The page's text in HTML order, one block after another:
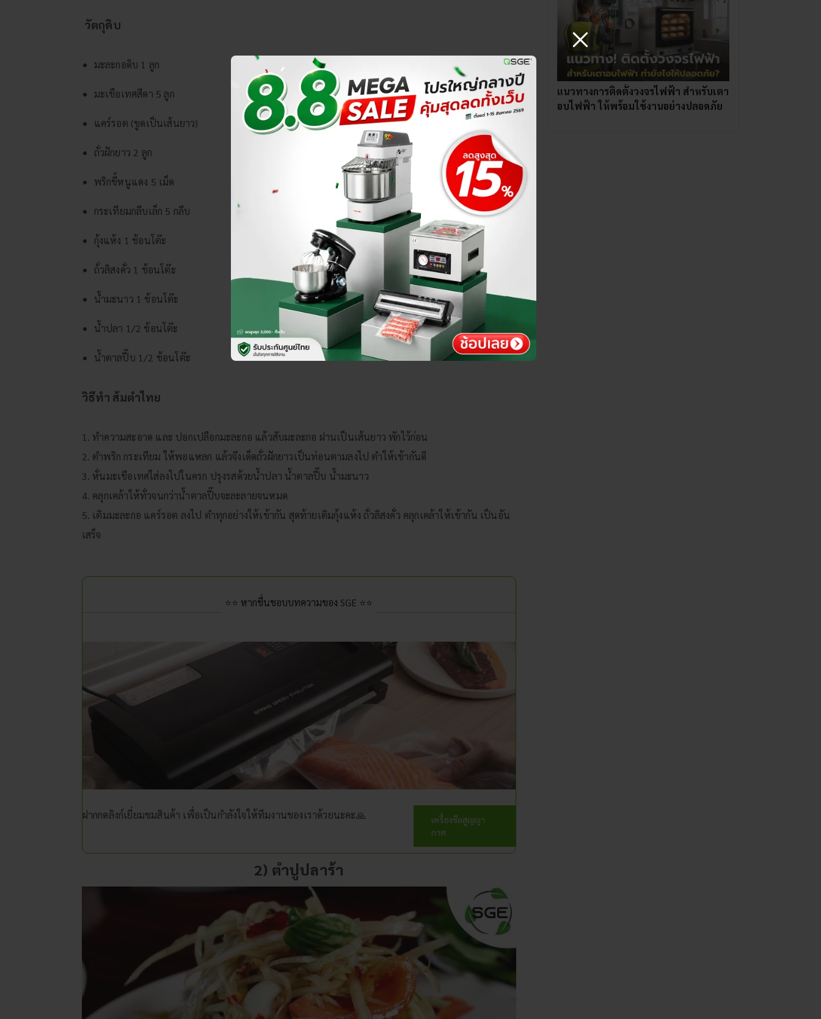
วัตถุดิบ
มะละกอดิบ 1 ลูก
มะเขือเทศสีดา 5 ลูก
แคร์รอต (ขูดเป็นเส้นยาว)
ถั่วฝักยาว 2 ลูก
พริกขี้หนูแดง 5 เม็ด
กระเทียมกลีบเล็ก 5 กลีบ
กุ้งแห้ง 1 ช้อนโต๊ะ
ถ้่วลิสงคั่ว 1 ช้อนโต๊ะ
น้ำมะนาว 1 ช้อนโต๊ะ
น้ำปลา 1/2 ช้อนโต๊ะ
น้ำตาลปี๊บ 1/2 ช้อนโต๊ะ
วิธีทำ ส้มตำไทย
1. ทำความสะอาด และ ปอกเปลือกมะละกอ แล้วสับมะละกอ ฝานเป็นเส้นยาว พักไว้ก่อน
2. ตำพริก กระเทียม ให้พอแหลก แล้วจึงเด็ดถั่วฝักยาวเป็นท่อนตามลงไป ตำให้เข้ากันดี
3. หั่นมะเขือเทศใส่ลงไปในครก ปรุงรสด้วยน้ำปลา น้ำตาลปี๊บ น้ำมะนาว
4. คลุกเคล้าให้ทั่วจนกว่าน้ำตาลปี๊บจะละลายจนหมด
5. เติมมะละกอ แคร์รอต ลงไป ตำทุกอย่างให้เข้ากัน สุดท้ายเติมกุ้งแห้ง ถั่วลิสงคั่ว คลุกเคล้าให้เข้ากัน เป็นอัน
เสร็จ
⭐⭐ หากชื่นชอบบทความของ SGE ⭐⭐
ฝากกดลิงก์เยี่ยมชมสินค้า เพื่อเป็นกำลังใจให้ทีมงานของเราด้วยนะคะ🙏
เครื่องซีลสูญญา
กาศ
2) ตำปูปลาร้า
แนวทางการติดตั้งวงจรไฟฟ้า สำหรับเตา
อบไฟฟ้า ให้พร้อมใช้งานอย่างปลอดภัย